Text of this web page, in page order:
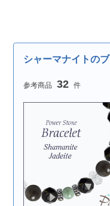
シャーマナイトの
32